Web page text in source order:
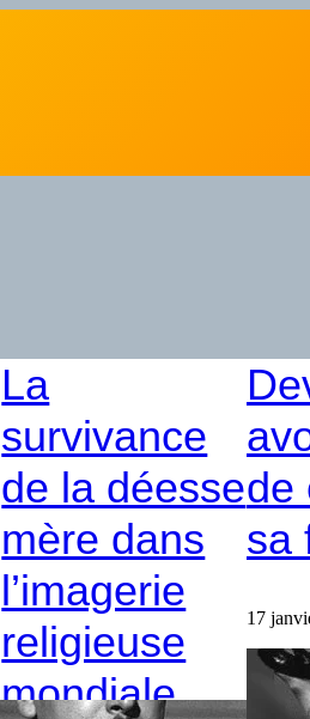
La
survivance
de la déesse
mère dans
l’imagerie
religieuse
mondiale
de
sa
17